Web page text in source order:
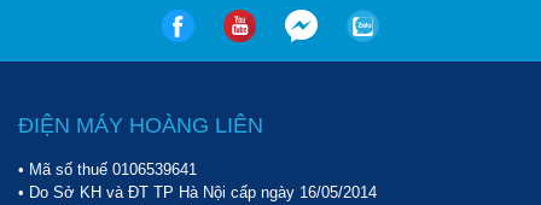
ĐIỆN MÁY HOÀNG LIÊN
• Mã số thuế 0106539641
• Do Sở KH và ĐT TP Hà Nội cấp ngày 16/05/2014